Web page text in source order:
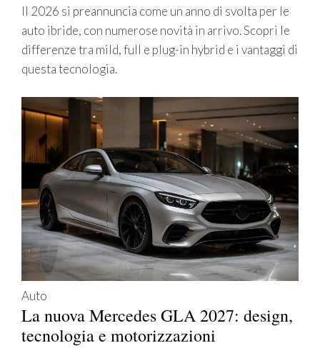
Il 2026 si preannuncia come un anno di svolta per le
auto ibride, con numerose novità in arrivo. Scopri le
differenze tra mild, full e plug-in hybrid e i vantaggi di
questa tecnologia.
Auto
La nuova Mercedes GLA 2027: design,
tecnologia e motorizzazioni